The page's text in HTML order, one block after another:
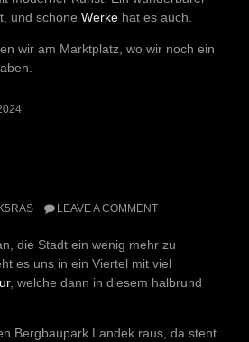
und schöne Werke hat es auch.
wir am Marktplatz, wo wir noch ein
LEAVE A COMMENT
die Stadt ein wenig mehr zu
es uns in ein Viertel mit viel
, welche dann in diesem halbrund
Bergbaupark Landek raus, da steht